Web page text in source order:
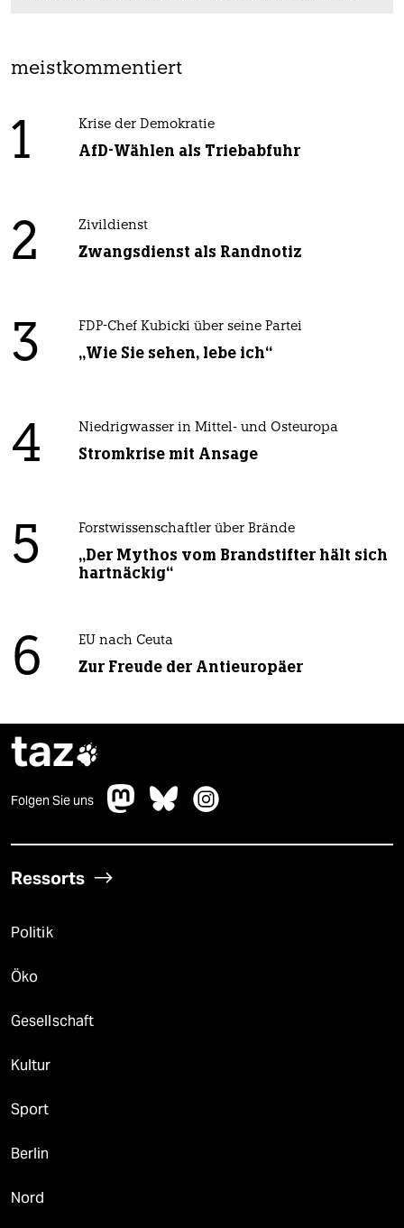
meistkommentiert
1 Krise der Demokratie
AfD-Wählen als Triebabfuhr
2 Zivildienst
Zwangsdienst als Randnotiz
3 FDP-Chef Kubicki über seine Partei
„Wie Sie sehen, lebe ich“
4 Niedrigwasser in Mittel- und Osteuropa
Stromkrise mit Ansage
5 Forstwissenschaftler über Brände
„Der Mythos vom Brandstifter hält sich
hartnäckig“
6 EU nach Ceuta
Zur Freude der Antieuropäer
taz
Folgen Sie uns
Ressorts
Politik
Öko
Gesellschaft
Kultur
Sport
Berlin
Nord